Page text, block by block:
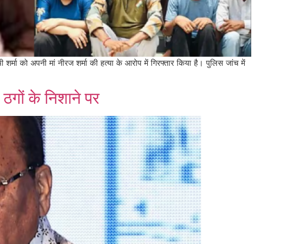
को अपनी मां नीरज शर्मा की हत्या के आरोप में गिरफ्तार किया है। पुलिस जांच में
के निशाने पर